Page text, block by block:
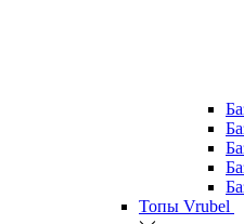
Топы Vrubel